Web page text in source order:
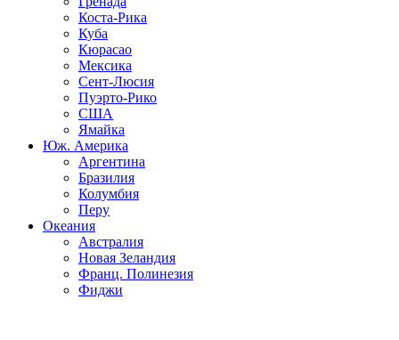
Коста-Рика
Куба
Кюрасао
Мексика
Сент-Люсия
Пуэрто-Рико
США
Ямайка
Юж. Америка
Аргентина
Бразилия
Колумбия
Перу
Океания
Австралия
Новая Зеландия
Франц. Полинезия
Фиджи